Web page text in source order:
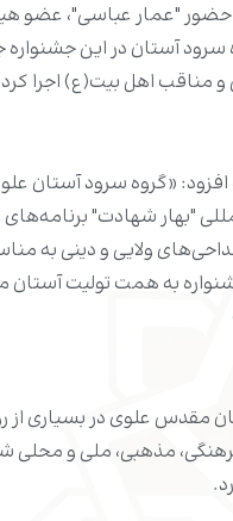
حضور "عمار عباسی"، عضو
سرود آستان در این
و مناقب اهل بیت(ع) اجرا
افزود: «گروه سرود آستان
"بهار شهادت"
ولایی و دینی به
به همت تولیت
مقدس علوی در بسیاری از
مذهبی، ملی و محلی